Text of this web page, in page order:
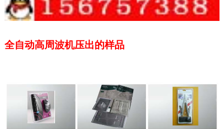
全自动高周波机压出的样品